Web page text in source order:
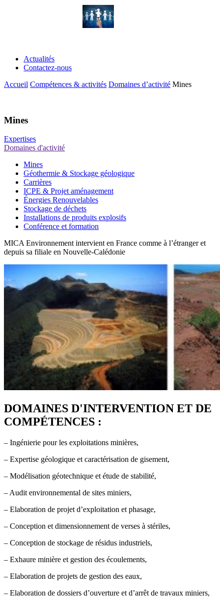
Actualités
Contactez-nous
Accueil Compétences & activités Domaines d’activité Mines
Mines
Expertises
Domaines d'activité
Mines
Géothermie & Stockage géologique
Carrières
ICPE & Projet aménagement
Énergies Renouvelables
Stockage de déchets
Installations de produits explosifs
Conférence et formation
MICA Environnement intervient en France comme à l’étranger et
depuis sa filiale en Nouvelle-Calédonie
DOMAINES D'INTERVENTION ET DE
COMPÉTENCES :
– Ingénierie pour les exploitations minières,
– Expertise géologique et caractérisation de gisement,
– Modélisation géotechnique et étude de stabilité,
– Audit environnemental de sites miniers,
– Elaboration de projet d’exploitation et phasage,
– Conception et dimensionnement de verses à stériles,
– Conception de stockage de résidus industriels,
– Exhaure minière et gestion des écoulements,
– Elaboration de projets de gestion des eaux,
– Elaboration de dossiers d’ouverture et d’arrêt de travaux miniers,